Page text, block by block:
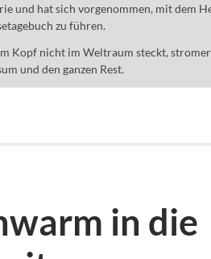
und hat sich vorgenommen, mit dem
zu führen.
Kopf nicht im Weltraum steckt,
und den ganzen Rest.
in die